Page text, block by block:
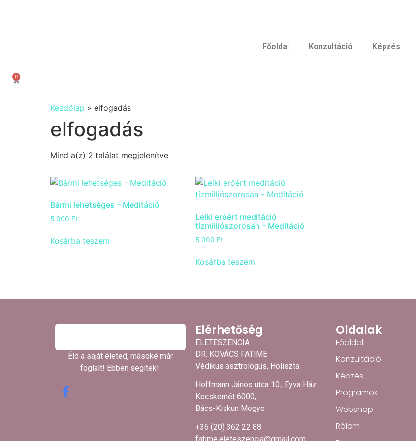
Főoldal Konzultáció Képzés
0
Kezdőlap » elfogadás
elfogadás
Mind a(z) 2 találat megjelenítve
Bármi lehetséges – Meditáció
5 000 Ft
Kosárba teszem
Lelki erőért meditáció
tízmilliószorosan – Meditáció
5 000 Ft
Kosárba teszem
Éld a saját életed, másoké már
foglalt! Ebben segítek! ​
Elérhetőség
ÉLETESZENCIA
DR. KOVÁCS FATIME
Védikus asztrológus, Holiszta
Hoffmann János utca 10., Eyva Ház
Kecskemét 6000,
Bács-Kiskun Megye
+36 (20) 362 22 88
fatime.eleteszencia@gmail.com
Oldalak
Főoldal
Konzultáció
Képzés
Programok
Webshop
Rólam